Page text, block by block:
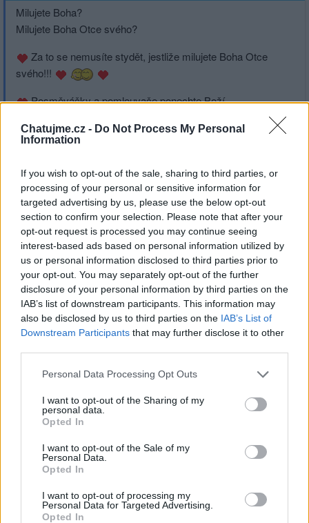
Chatujme.cz - Do Not Process My Personal
Information
If you wish to opt-out of the sale, sharing to third parties, or
processing of your personal or sensitive information for
targeted advertising by us, please use the below opt-out
section to confirm your selection. Please note that after your
opt-out request is processed you may continue seeing
interest-based ads based on personal information utilized by
us or personal information disclosed to third parties prior to
your opt-out. You may separately opt-out of the further
disclosure of your personal information by third parties on the
IAB’s list of downstream participants. This information may
also be disclosed by us to third parties on the IAB’s List of
Downstream Participants that may further disclose it to other
Personal Data Processing Opt Outs
I want to opt-out of the Sharing of my
personal data.
Opted In
I want to opt-out of the Sale of my
Personal Data.
Opted In
I want to opt-out of processing my
Personal Data for Targeted Advertising.
Opted In
Milujete Boha?
Milujete Boha Otce svého?
Za to se nemusíte stydět, jestliže milujete Boha Otce
svého!!!
Posměváčky a pomlouvače ponechte Boží
Otce svého, aby je morálně, psychicky a fyzicky
Přihlásit se a odpovědět
Smazaný|Předmět: My! 02.08.22 21:08:54
My všichni lidé tvoříme láskyplnou Boží rodinu!
Bůh je naším milujícím Otcem a my všichni jsme jeho
milovanými dětmi...
Dočasně máme hodně rozdílné životní role, ale před
Přihlásit se a odpovědět
Smazaný|Předmět:RE: RE: My všichni
02.08.22 21:06:08